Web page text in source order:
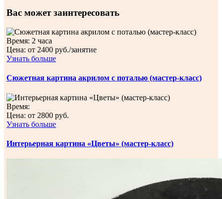
Вас может заинтересовать
Время: 2 часа
Цена: от 2400 руб./занятие
Узнать больше
Сюжетная картина акрилом с поталью (мастер-класс)
Время:
Цена: от 2800 руб.
Узнать больше
Интерьерная картина «Цветы» (мастер-класс)